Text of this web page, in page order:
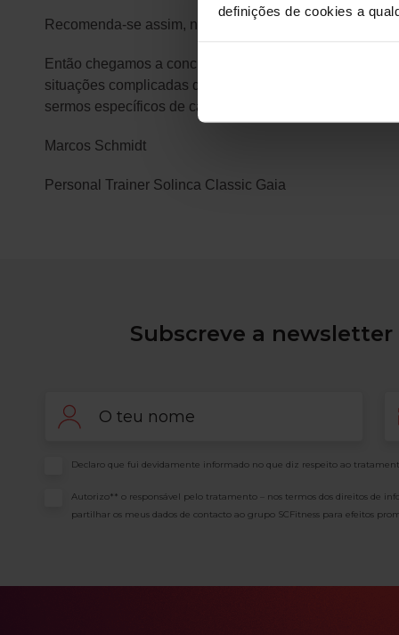
definições de cookies a
Recomenda-se assim, nos adultos acima de 65 anos,
Então chegamos a conclusão de que, independente
situações complicadas que vivemos na sociedade
sermos específicos de caso para caso. Pois não existe
Marcos Schmidt
Personal Trainer Solinca Classic Gaia
Subscreve a
Consentimento
Declaro que fui devidamente informado no que diz respeito ao
Consentimento
Autorizo** o responsável pelo tratamento – nos termos dos direitos de
partilhar os meus dados de contacto ao grupo SCFitness para efeitos